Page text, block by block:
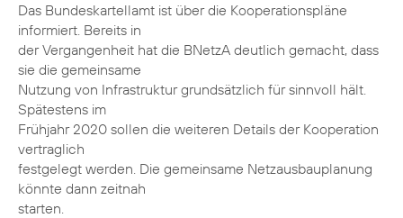
Das Bundeskartellamt ist über die Kooperationspläne
informiert. Bereits in
der Vergangenheit hat die BNetzA deutlich gemacht, dass
sie die gemeinsame
Nutzung von Infrastruktur grundsätzlich für sinnvoll hält.
Spätestens im
Frühjahr 2020 sollen die weiteren Details der Kooperation
vertraglich
festgelegt werden. Die gemeinsame Netzausbauplanung
könnte dann zeitnah
starten.